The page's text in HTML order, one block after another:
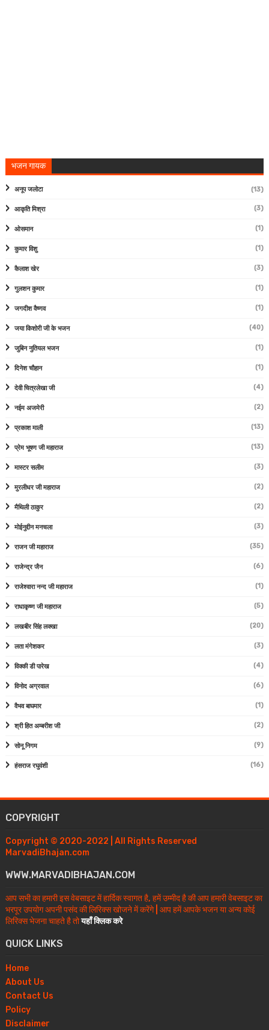
भजन गायक
अनूप जलोटा (13)
आकृति मिश्रा (3)
ओसमान (1)
कुमार विशु (1)
कैलाश खेर (3)
गुलशन कुमार (1)
जगदीश वैष्णव (1)
जया किशोरी जी के भजन (40)
जुबिन नुतियल भजन (1)
दिनेश चौहान (1)
देवी चित्रलेखा जी (4)
नईम अजमेरी (2)
प्रकाश माली (13)
प्रेम भूषण जी महाराज (13)
मास्टर सलीम (3)
मुरलीधर जी महाराज (2)
मैथिली ठाकुर (2)
मोईनुद्दीन मनचला (3)
राजन जी महाराज (35)
राजेन्द्र जैन (6)
राजेश्वारा नन्द जी महाराज (1)
राधाकृष्ण जी महाराज (5)
लखबीर सिंह लक्खा (20)
लता मंगेशकर (3)
विक्की डी पारेख (4)
विनोद अग्रवाल (6)
वैभव बाघमार (1)
श्री हित अम्बरीश जी (2)
सोनू निगम (9)
हंसराज रघुवंशी (16)
COPYRIGHT
Copyright © 2020-2022 | All Rights Reserved
MarvadiBhajan.com
WWW.MARVADIBHAJAN.COM
आप सभी का हमारी इस वेबसाइट में हार्दिक स्वागत है, हमें उम्मीद है की आप हमारी वेबसाइट का
भरपूर उपयोग अपनी पसंद की लिरिक्स खोजने में करेंगे | आप हमें आपके भजन या अन्य कोई
लिरिक्स भेजना चाहते है तोयहाँ क्लिक करे
QUICK LINKS
Home
About Us
Contact Us
Policy
Disclaimer